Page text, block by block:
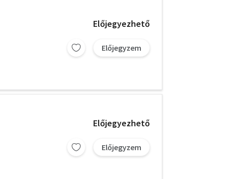
Előjegyezhető
Előjegyzem
Előjegyezhető
Előjegyzem